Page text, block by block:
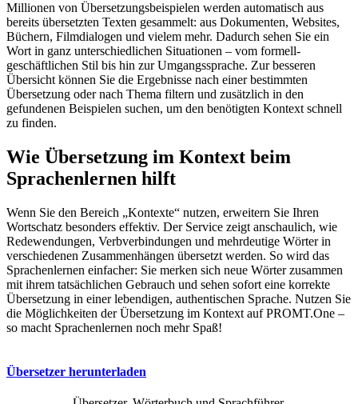
Millionen von Übersetzungsbeispielen werden automatisch aus
bereits übersetzten Texten gesammelt: aus Dokumenten, Websites,
Büchern, Filmdialogen und vielem mehr. Dadurch sehen Sie ein
Wort in ganz unterschiedlichen Situationen – vom formell-
geschäftlichen Stil bis hin zur Umgangssprache. Zur besseren
Übersicht können Sie die Ergebnisse nach einer bestimmten
Übersetzung oder nach Thema filtern und zusätzlich in den
gefundenen Beispielen suchen, um den benötigten Kontext schnell
zu finden.
Wie Übersetzung im Kontext beim
Sprachenlernen hilft
Wenn Sie den Bereich „Kontexte“ nutzen, erweitern Sie Ihren
Wortschatz besonders effektiv. Der Service zeigt anschaulich, wie
Redewendungen, Verbverbindungen und mehrdeutige Wörter in
verschiedenen Zusammenhängen übersetzt werden. So wird das
Sprachenlernen einfacher: Sie merken sich neue Wörter zusammen
mit ihrem tatsächlichen Gebrauch und sehen sofort eine korrekte
Übersetzung in einer lebendigen, authentischen Sprache. Nutzen Sie
die Möglichkeiten der Übersetzung im Kontext auf PROMT.One –
so macht Sprachenlernen noch mehr Spaß!
Übersetzer herunterladen